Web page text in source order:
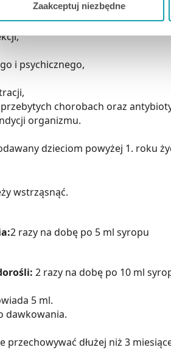
danych, które nie są niezbędne
Zaakceptuj niezbędne
witaminowych w stanach
i psychicznego,
chorobach oraz
organizmu.
dzieciom powyżej 1. roku
wstrząsnąć.
2 razy na dobę po 5 ml syropu
2 razy na dobę po 10 ml
5 ml.
dawkowania.
dłużej niż 3